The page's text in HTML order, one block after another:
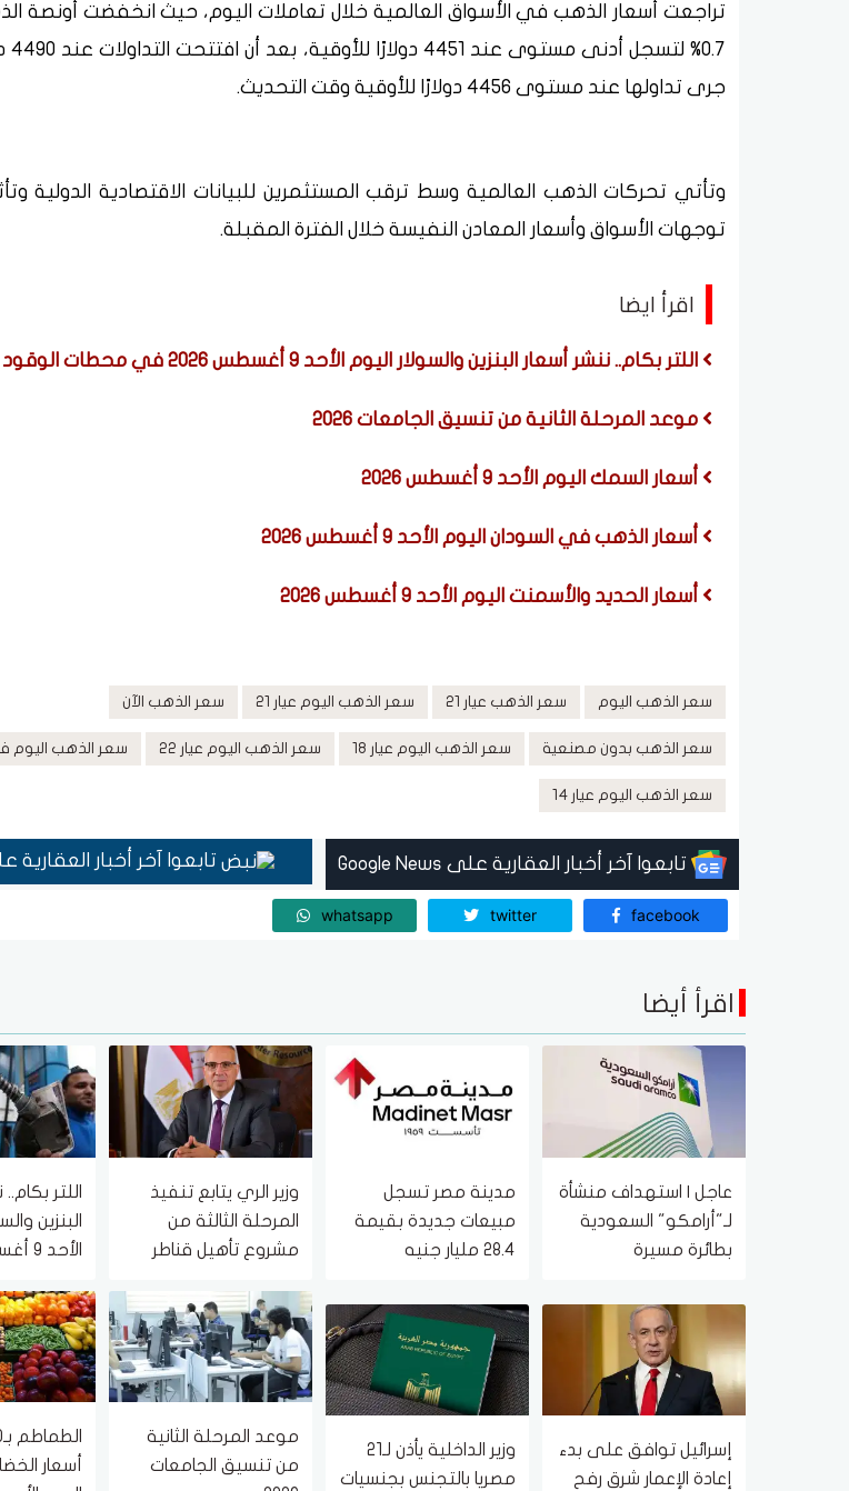
تراجعت أسعار الذهب في الأسواق العالمية خلال تعاملات اليوم، حيث انخفضت أونصة
0.7%
جرى تداولها عند مستوى 4456 دولارًا للأوقية وقت التحديث.
وتأتي تحركات الذهب العالمية وسط ترقب المستثمرين للبيانات الاقتصادية الدولية
توجهات الأسواق وأسعار المعادن النفيسة خلال الفترة المقبلة.
اقرأ ايضا
اللتر بكام.. ننشر أسعار البنزين والسولار اليوم الأحد 9 أغسطس 2026 في محطات الوقود
موعد المرحلة الثانية من تنسيق الجامعات 2026
أسعار السمك اليوم الأحد 9 أغسطس 2026
أسعار الذهب في السودان اليوم الأحد 9 أغسطس 2026
أسعار الحديد والأسمنت اليوم الأحد 9 أغسطس 2026
سعر الذهب اليوم سعر الذهب عيار 21 سعر الذهب اليوم عيار 21 سعر الذهب الآن
سعر الذهب بدون مصنعية سعر الذهب اليوم عيار 18 سعر الذهب اليوم عيار 22 سعر الذهب اليوم
سعر الذهب اليوم عيار 14
تابعوا آخر أخبار العقارية على Google News تابعوا آخر أخبار
facebook
twitter
whatsapp
اقرأ أيضا
عاجل | استهداف منشأة
لـ"أرامكو" السعودية
بطائرة مسيرة
مدينة مصر تسجل
مبيعات جديدة بقيمة
28.4 مليار جنيه
التسليم خلال النصف
الأول من 2026
وزير الري يتابع تنفيذ
المرحلة الثالثة من
مشروع تأهيل قناطر
اللتر
البنزين
إسرائيل توافق على بدء
إعادة الإعمار شرق رفح
وزير الداخلية يأذن لـ21
مصريا بالتجنس بجنسيات
موعد المرحلة الثانية
من تنسيق الجامعات
أسعار